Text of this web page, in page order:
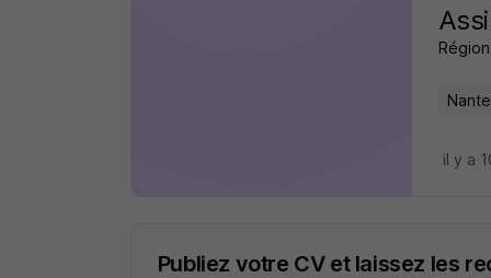
il y a
Publiez votre CV et laissez les